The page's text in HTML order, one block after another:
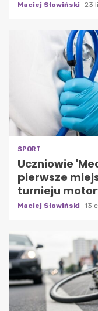
Maciej Słowiński 23
SPORT
Uczniowie
pierwsze
turnieju
Maciej Słowiński 13